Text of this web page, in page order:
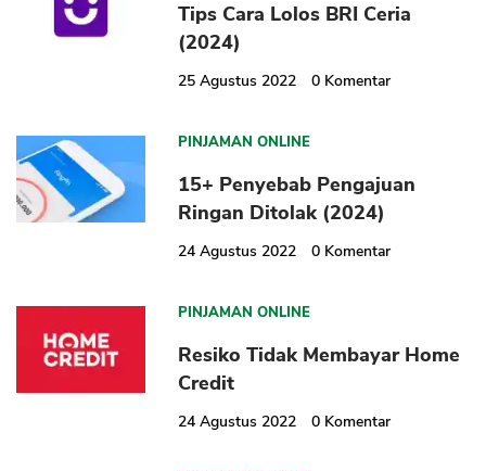
Tips Cara Lolos BRI Ceria
(2024)
25 Agustus 2022 0 Komentar
PINJAMAN ONLINE
15+ Penyebab Pengajuan
Ringan Ditolak (2024)
24 Agustus 2022 0 Komentar
PINJAMAN ONLINE
Resiko Tidak Membayar Home
Credit
24 Agustus 2022 0 Komentar